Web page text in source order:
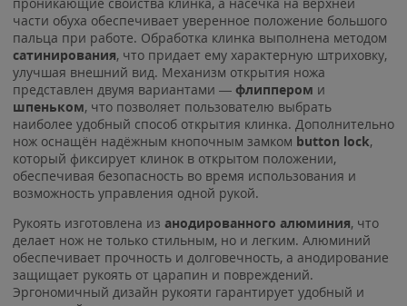
части обуха обеспечивает уверенное положение большого
пальца при работе. Обработка клинка выполнена методом
сатинирования, что придает ему характерную штриховку,
улучшая внешний вид. Механизм открытия ножа
представлен двумя вариантами — флиппером и
шпеньком, что позволяет пользователю выбрать
наиболее удобный способ открытия клинка. Дополнительно
нож оснащён надёжным кнопочным замком button lock,
который фиксирует клинок в открытом положении,
обеспечивая безопасность во время использования и
возможность управления одной рукой.
Рукоять изготовлена из анодированного алюминия, что
делает нож не только стильным, но и легким. Алюминий
обеспечивает прочность и долговечность, а анодирование
защищает рукоять от царапин и повреждений.
Эргономичный дизайн рукояти гарантирует удобный и